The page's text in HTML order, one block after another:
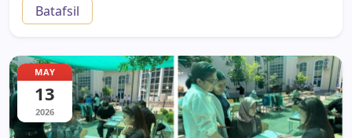
Batafsil
MAY
13
2026